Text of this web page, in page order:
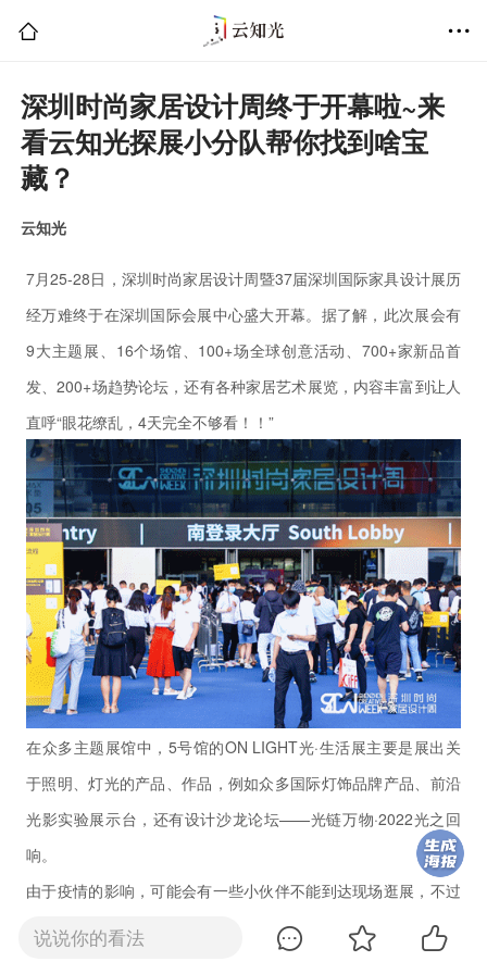
深圳时尚家居设计周终于开幕啦~来
看云知光探展小分队帮你找到啥宝
藏？
云知光
7月25-28日，深圳时尚家居设计周暨37届深圳国际家具设计展历
经万难终于在深圳国际会展中心盛大开幕。 据了解，此次展会有
9大主题展、16个场馆、100+场全球创意活动、700+家新品首
发、200+场趋势论坛，还有各种家居艺术展览，内容丰富到让人
直呼“眼花缭乱，4天完全不够看！ ！”
在众多主题展馆中，5号馆的ON LIGHT光·生活展主要是展出关
于照明、灯光的产品、作品，例如众多国际灯饰品牌产品、前沿
光影实验展示台，还有设计沙龙论坛——光链万物·2022光之回
响。
由于疫情的影响，可能会有一些小伙伴不能到达现场逛展，不过
没关系！ 今天，我们云知光探展小队又双叒叕来到展会最前线，
说说你的看法